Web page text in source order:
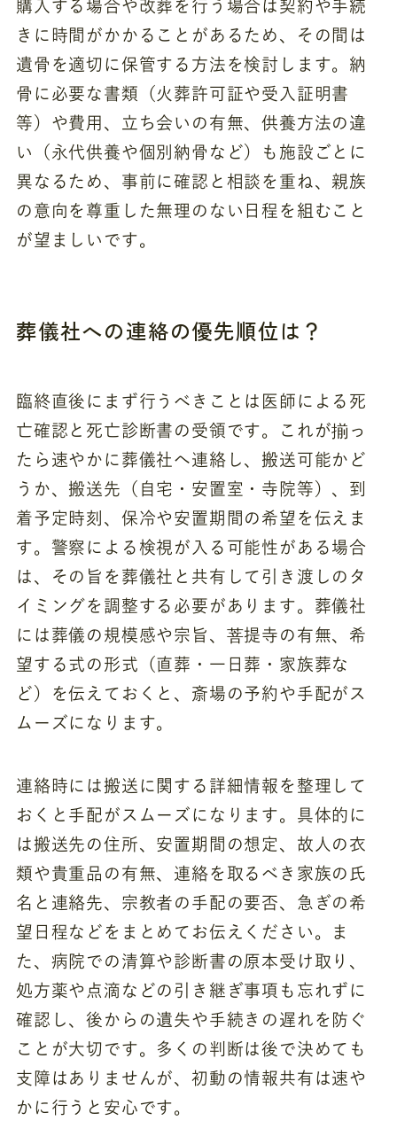
購入する場合や改葬を行う場合は契約や手続
きに時間がかかることがあるため、その間は
遺骨を適切に保管する方法を検討します。納
骨に必要な書類（火葬許可証や受入証明書
等）や費用、立ち会いの有無、供養方法の違
い（永代供養や個別納骨など）も施設ごとに
異なるため、事前に確認と相談を重ね、親族
の意向を尊重した無理のない日程を組むこと
が望ましいです。
葬儀社への連絡の優先順位は？
臨終直後にまず行うべきことは医師による死
亡確認と死亡診断書の受領です。これが揃っ
たら速やかに葬儀社へ連絡し、搬送可能かど
うか、搬送先（自宅・安置室・寺院等）、到
着予定時刻、保冷や安置期間の希望を伝えま
す。警察による検視が入る可能性がある場合
は、その旨を葬儀社と共有して引き渡しのタ
イミングを調整する必要があります。葬儀社
には葬儀の規模感や宗旨、菩提寺の有無、希
望する式の形式（直葬・一日葬・家族葬な
ど）を伝えておくと、斎場の予約や手配がス
ムーズになります。
連絡時には搬送に関する詳細情報を整理して
おくと手配がスムーズになります。具体的に
は搬送先の住所、安置期間の想定、故人の衣
類や貴重品の有無、連絡を取るべき家族の氏
名と連絡先、宗教者の手配の要否、急ぎの希
望日程などをまとめてお伝えください。ま
た、病院での清算や診断書の原本受け取り、
処方薬や点滴などの引き継ぎ事項も忘れずに
確認し、後からの遺失や手続きの遅れを防ぐ
ことが大切です。多くの判断は後で決めても
支障はありませんが、初動の情報共有は速や
かに行うと安心です。